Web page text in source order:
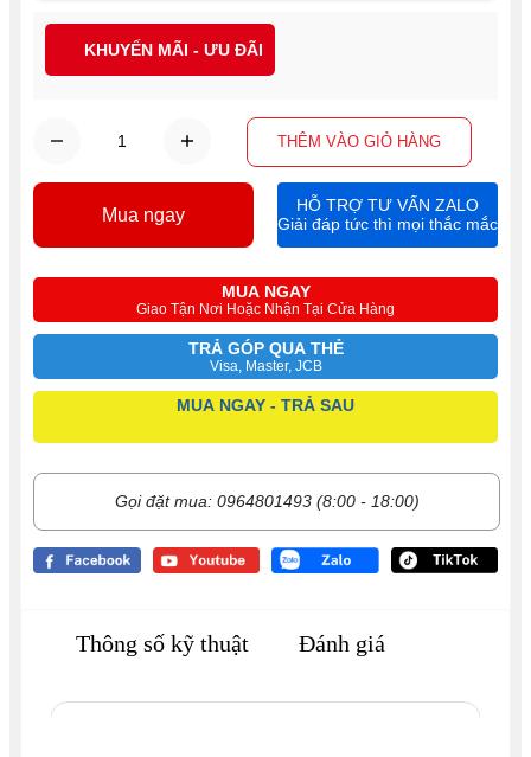
THÊM VÀO GIỎ HÀNG
MUA NGAY
Giao Tận Nơi Hoặc Nhận Tại Cửa Hàng
TRẢ GÓP QUA THẺ
Visa, Master, JCB
MUA NGAY - TRẢ SAU
Gọi đặt mua: 0964801493 (8:00 - 18:00)
Mua ngay
HỖ TRỢ TƯ VẤN ZALO
Giải đáp tức thì mọi thắc mắc
KHUYẾN MÃI - ƯU ĐÃI
Thông số kỹ thuật Đánh giá